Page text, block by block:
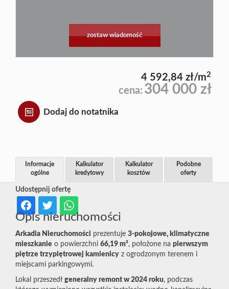
zostaw wiadomość
4 592,84 zł/m2
cena: 304 000 zł
Dodaj do notatnika
Udostępnij ofertę
Informacje
ogólne
Kalkulator
kredytowy
Kalkulator
kosztów
Podobne
oferty
Opis nieruchomości
Arkadia Nieruchomości prezentuje 3-pokojowe, klimatyczne
mieszkanie o powierzchni 66,19 m², położone na pierwszym
piętrze trzy­piętrowej kamienicy z ogrodzonym terenem i
miejscami parkingowymi.
Lokal przeszedł generalny remont w 2024 roku, podczas